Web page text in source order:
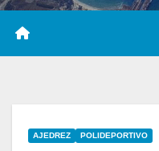
AJEDREZ POLIDEPORTIVO